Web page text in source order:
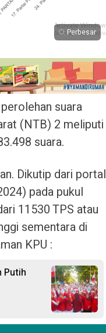
Perbesar
suara
(NTB) 2 meliputi
suara.
Dikutip dari portal
pada pukul
11530 TPS atau
sementara di
KPU :
Putih